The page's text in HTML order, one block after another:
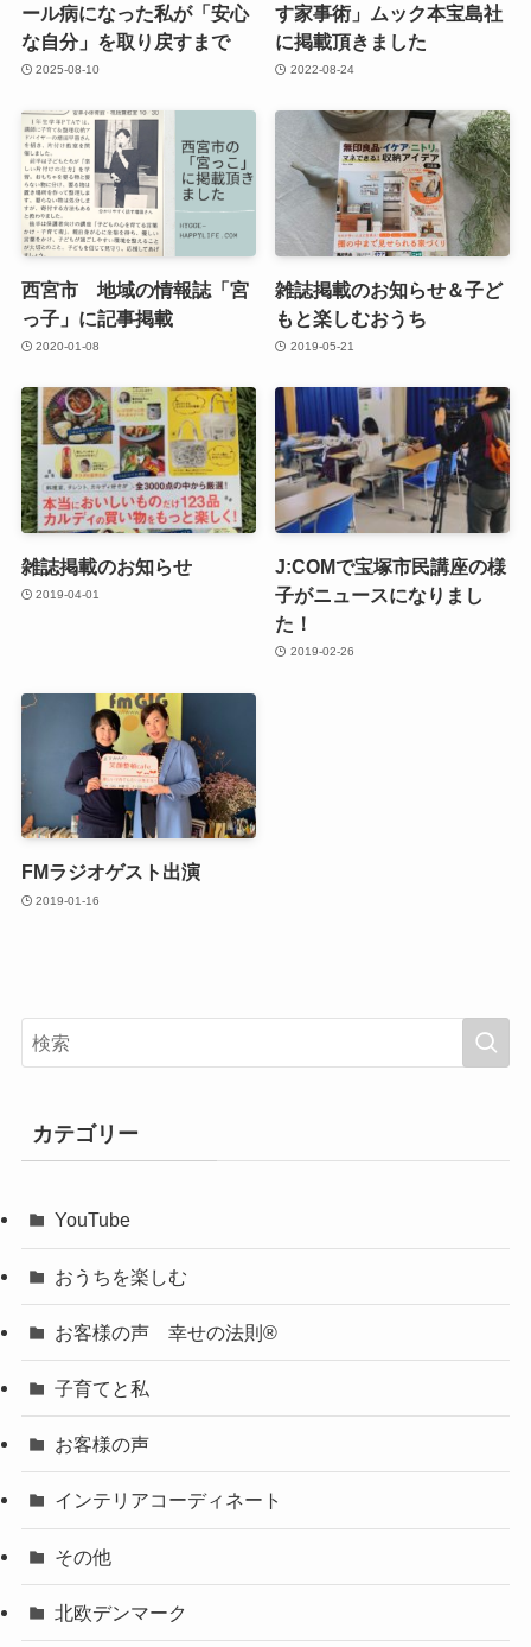
ール病になった私が「安心
な自分」を取り戻すまで
2025-08-10
す家事術」ムック本宝島社
に掲載頂きました
2022-08-24
西宮市 地域の情報誌「宮
っ子」に記事掲載
2020-01-08
雑誌掲載のお知らせ＆子ど
もと楽しむおうち
2019-05-21
雑誌掲載のお知らせ
2019-04-01
J:COMで宝塚市民講座の様
子がニュースになりまし
た！
2019-02-26
FMラジオゲスト出演
2019-01-16
カテゴリー
YouTube
おうちを楽しむ
お客様の声 幸せの法則®︎
子育てと私
お客様の声
インテリアコーディネート
その他
北欧デンマーク